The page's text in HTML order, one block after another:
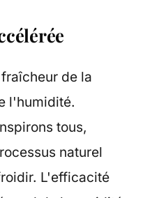
de la
l'humidité.
tous,
naturel
L'efficacité